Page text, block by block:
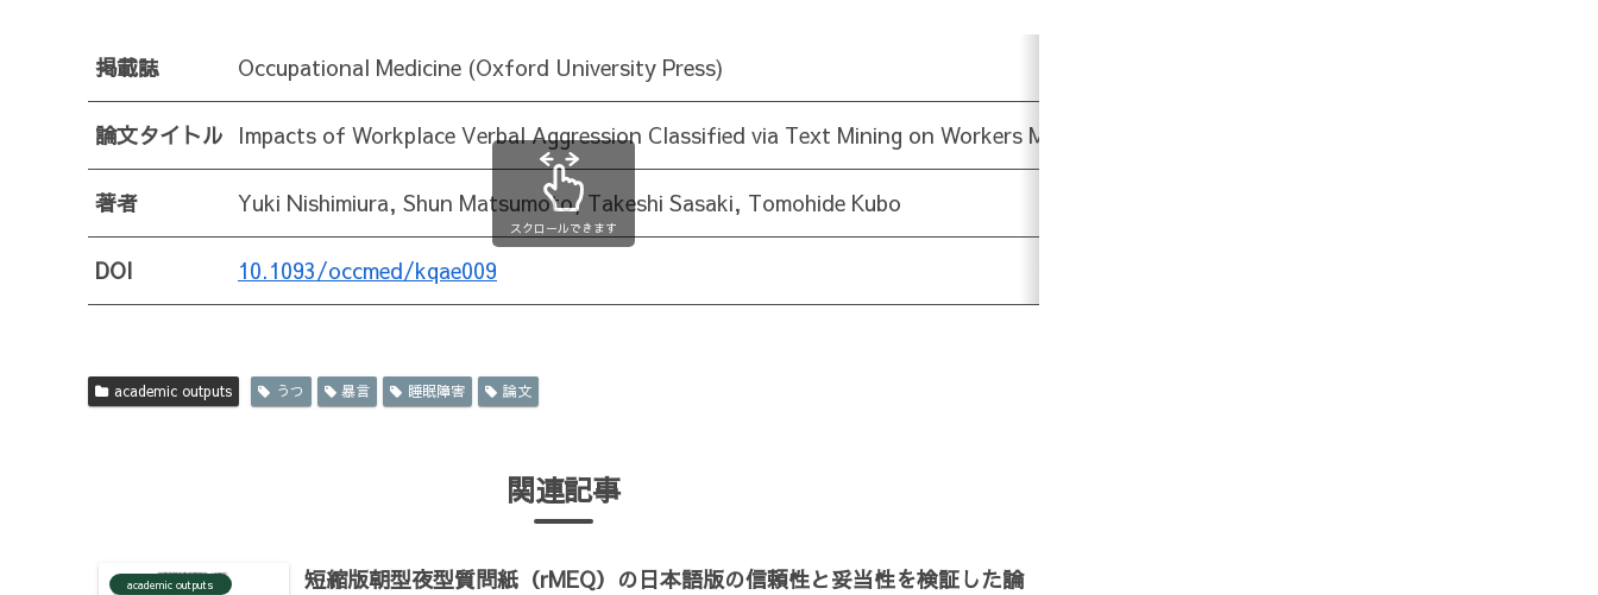
掲載誌 Occupational Medicine (Oxford University Press)
論文タイトル Impacts of Workplace Verbal Aggression Classified via Text Mining on Workers Mental Health
著者 Yuki Nishimiura, Shun Matsumoto, Takeshi Sasaki, Tomohide Kubo
DOI 10.1093/occmed/kqae009
スクロールできます
academic outputs うつ 暴言 睡眠障害 論文
関連記事
academic outputs
短縮版朝型夜型質問紙（rMEQ）の日本語版の信頼性と妥当性を検証した論